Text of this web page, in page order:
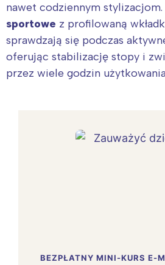
nawet codziennym stylizacjom.
sportowe z profilowaną
sprawdzają się podczas
oferując stabilizację stopy i
przez wiele godzin
BEZPŁATNY MINI-KURS E-